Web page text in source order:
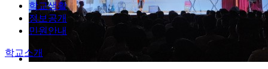
학교생활
정보공개
민원안내
학교소개